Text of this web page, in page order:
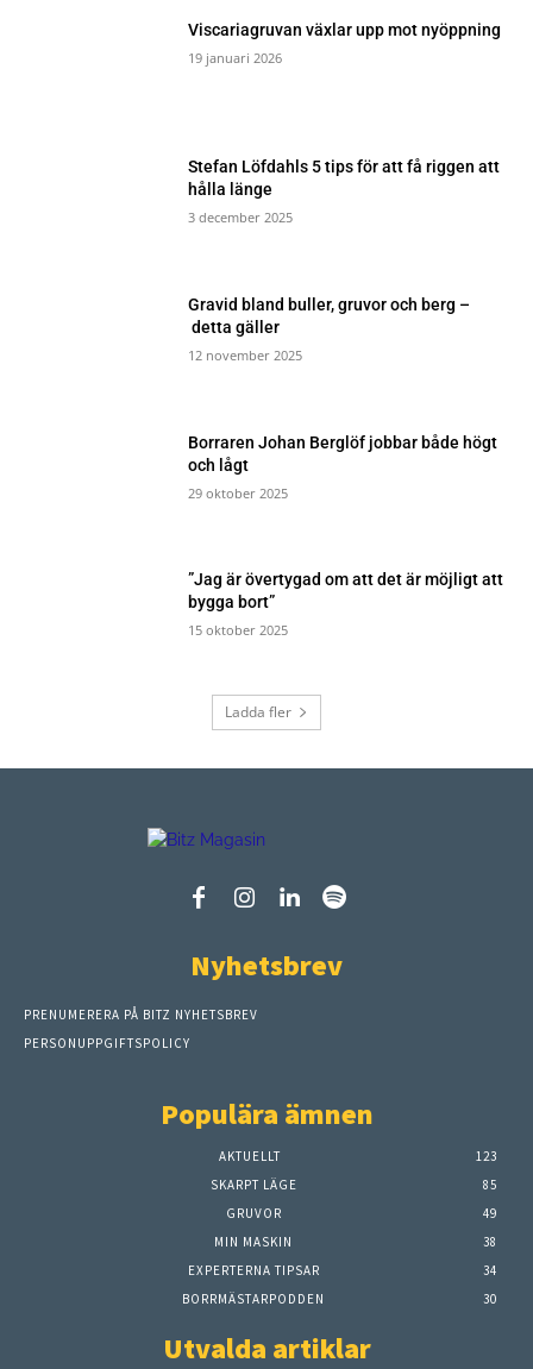
Viscariagruvan växlar upp mot nyöppning
19 januari 2026
Stefan Löfdahls 5 tips för att få riggen att
hålla länge
3 december 2025
Gravid bland buller, gruvor och berg –
detta gäller
12 november 2025
Borraren Johan Berglöf jobbar både högt
och lågt
29 oktober 2025
”Jag är övertygad om att det är möjligt att
bygga bort”
15 oktober 2025
Ladda fler
Nyhetsbrev
PRENUMERERA PÅ BITZ NYHETSBREV
PERSONUPPGIFTSPOLICY
Populära ämnen
AKTUELLT
123
SKARPT LÄGE
85
GRUVOR
49
MIN MASKIN
38
EXPERTERNA TIPSAR
34
BORRMÄSTARPODDEN
30
Utvalda artiklar